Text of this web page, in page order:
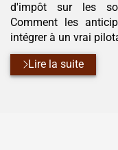
d'impôt sur les
Comment les
intégrer à un vrai
Lire la suite